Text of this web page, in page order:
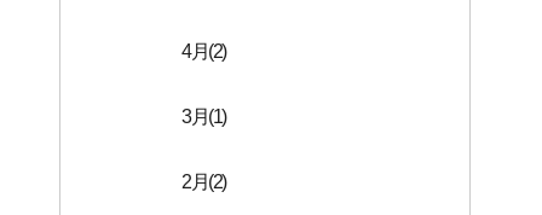
4月(2)
3月(1)
2月(2)